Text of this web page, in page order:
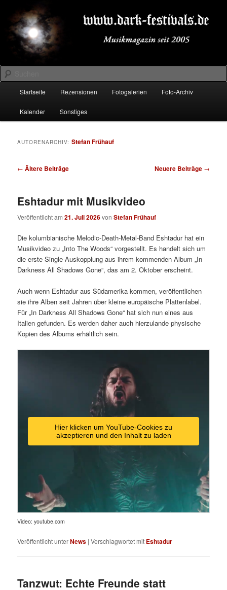
primären
Inhalt
springen
sekundären
Inhalt
springenDARK-FESTIVALS.DE
Suchen
Startseite Rezensionen Fotogalerien Foto-Archiv
Kalender Sonstiges
AUTORENARCHIV:Stefan Frühauf
Beitragsnavigation
← Ältere Beiträge Neuere Beiträge →
Eshtadur mit Musikvideo
Veröffentlicht am21. Juli 2026vonStefan Frühauf
Die kolumbianische Melodic-Death-Metal-Band Eshtadur hat ein
Musikvideo zu „Into The Woods“ vorgestellt. Es handelt sich um
die erste Single-Auskopplung aus ihrem kommenden Album „In
Darkness All Shadows Gone“, das am 2. Oktober erscheint.
Auch wenn Eshtadur aus Südamerika kommen, veröffentlichen
sie ihre Alben seit Jahren über kleine europäische Plattenlabel.
Für „In Darkness All Shadows Gone“ hat sich nun eines aus
Italien gefunden. Es werden daher auch hierzulande physische
Kopien des Albums erhältlich sein.
Hier klicken um YouTube-Cookies zu
akzeptieren und den Inhalt zu laden
Video: youtube.com
Veröffentlicht unterNews |Verschlagwortet mit Eshtadur
Tanzwut: Echte Freunde statt